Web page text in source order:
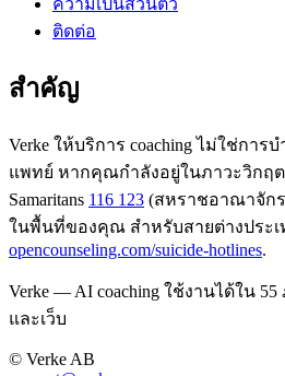
ความเป็นส่วนตัว
ติดต่อ
สำคัญ
Verke ให้บริการ coaching ไม่ใช่กา
แพทย์ หากคุณกำลังอยู่ในภาวะวิกฤ
Samaritans 116 123 (สหราชอาณาจัก
ในพื้นที่ของคุณ สำหรับสายต่างประเ
opencounseling.com/suicide-hotlines.
Verke — AI coaching ใช้งานได้ใน
และเว็บ
© Verke AB